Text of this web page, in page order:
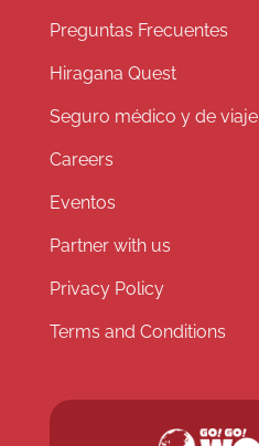
Preguntas Frecuentes
Hiragana Quest
Seguro médico y de viaje
Careers
Eventos
Partner with us
Privacy Policy
Terms and Conditions